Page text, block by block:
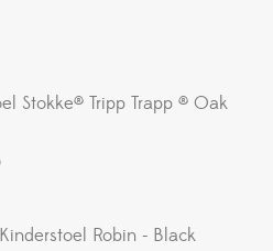
Stokke® Tripp Trapp ® Oak
Robin - Black